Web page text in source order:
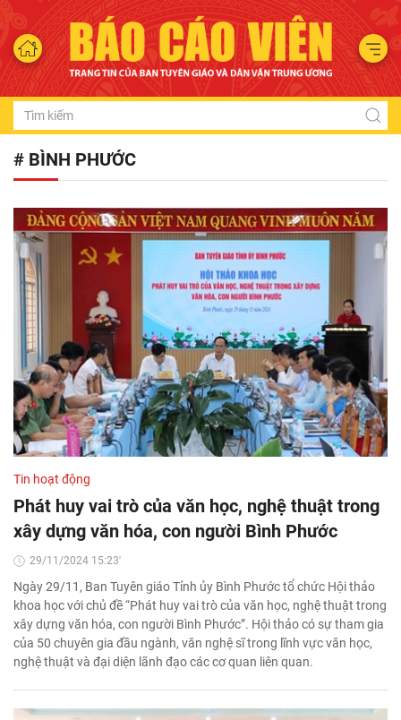
# BÌNH PHƯỚC
Tin hoạt động
Phát huy vai trò của văn học, nghệ thuật trong
xây dựng văn hóa, con người Bình Phước
29/11/2024 15:23'
Ngày 29/11, Ban Tuyên giáo Tỉnh ủy Bình Phước tổ chức Hội thảo
khoa học với chủ đề “Phát huy vai trò của văn học, nghệ thuật trong
xây dựng văn hóa, con người Bình Phước”. Hội thảo có sự tham gia
của 50 chuyên gia đầu ngành, văn nghệ sĩ trong lĩnh vực văn học,
nghệ thuật và đại diện lãnh đạo các cơ quan liên quan.